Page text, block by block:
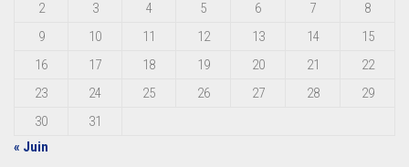
2
3 4 5 6 7
8
9
10 11 12 13 14
15
16
17 18 19 20 21
22
23
24 25 26 27 28
29
30
31
« Juin